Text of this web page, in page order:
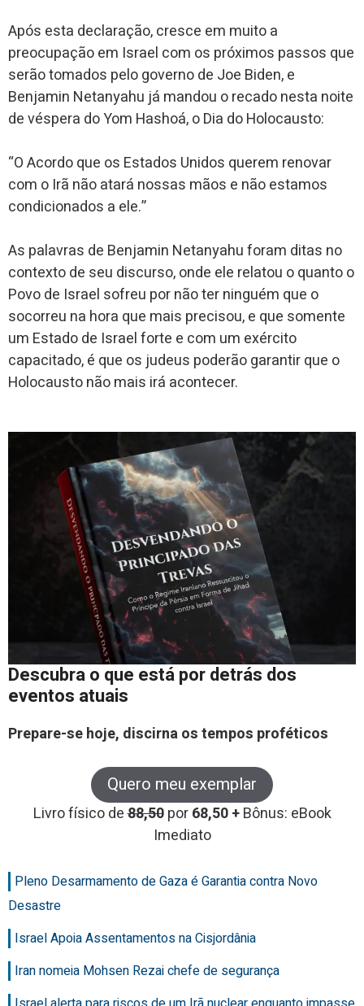
Após esta declaração, cresce em muito a
preocupação em Israel com os próximos passos que
serão tomados pelo governo de Joe Biden, e
Benjamin Netanyahu já mandou o recado nesta noite
de véspera do Yom Hashoá, o Dia do Holocausto:
“O Acordo que os Estados Unidos querem renovar
com o Irã não atará nossas mãos e não estamos
condicionados a ele.”
As palavras de Benjamin Netanyahu foram ditas no
contexto de seu discurso, onde ele relatou o quanto o
Povo de Israel sofreu por não ter ninguém que o
socorreu na hora que mais precisou, e que somente
um Estado de Israel forte e com um exército
capacitado, é que os judeus poderão garantir que o
Holocausto não mais irá acontecer.
Descubra o que está por detrás dos
eventos atuais
Prepare-se hoje, discirna os tempos proféticos
Quero meu exemplar
Livro físico de88,50 por68,50 +Bônus: eBook
Imediato
Pleno Desarmamento de Gaza é Garantia contra Novo
Desastre
Israel Apoia Assentamentos na Cisjordânia
Iran nomeia Mohsen Rezai chefe de segurança